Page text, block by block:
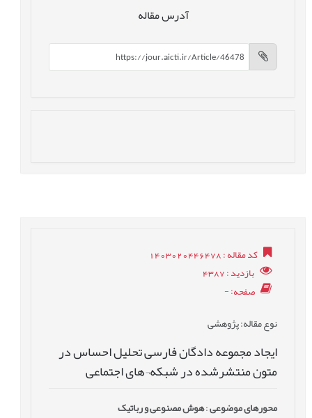
آدرس مقاله
کد مقاله: 1403020446478
بازدید: 4387
صفحه: -
نوع مقاله: پژوهشی
ایجاد مجموعه دادگان فارسی تحلیل احساس در
متون منتشرشده در شبکه¬های اجتماعی
محورهای موضوعی:هوش مصنوعی و رباتیک